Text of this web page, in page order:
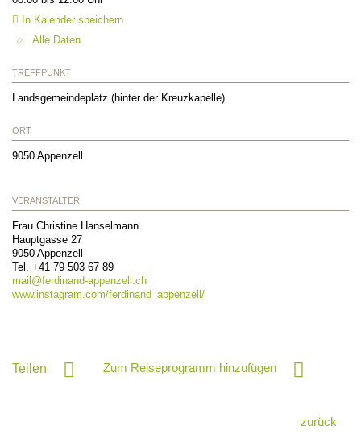
In Kalender speichern
Alle Daten
TREFFPUNKT
Landsgemeindeplatz (hinter der Kreuzkapelle)
ORT
9050 Appenzell
VERANSTALTER
Frau Christine Hanselmann
Hauptgasse 27
9050 Appenzell
Tel. +41 79 503 67 89
mail@ferdinand-appenzell.ch
www.instagram.com/ferdinand_appenzell/
Teilen Zum Reiseprogramm hinzufügen
zurück